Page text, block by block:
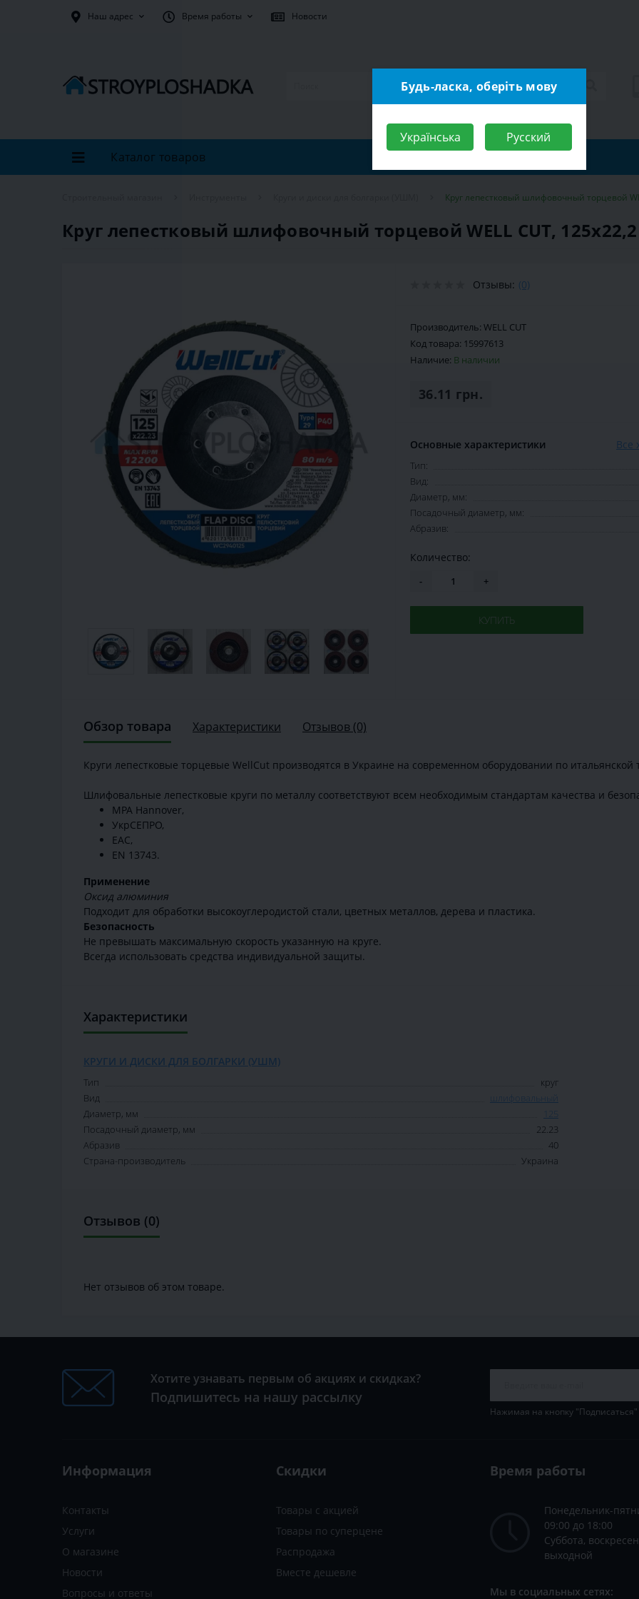
Наш адрес Время работы Новости
Каталог товаров
Круг лепестковый шлифовочный торцевой
Круг лепестковый шлифовочный торцевой WELL CUT, 125х22,2
Отзывы: (0)
Производитель: WELL CUT
Код товара: 15997613
Наличие: В наличии
36.11 грн.
Основные характеристики Все
Тип:
Вид:
Диаметр, мм:
Посадочный диаметр, мм:
Абразив:
Количество:
- +
КУПИТЬ
Обзор товара Характеристики Отзывов (0)
Круги лепестковые торцевые WellCut производятся в Украине на современном оборудовании по итальянской
Шлифовальные лепестковые круги по металлу соответствуют всем необходимым стандартам качества и
MPA Hannover,
УкрСЕПРО,
EAC,
EN 13743.
Применение
Оксид алюминия
Подходит для обработки высокоуглеродистой стали, цветных металлов, дерева и пластика.
Безопасность
Не превышать максимальную скорость указанную на круге.
Всегда использовать средства индивидуальной защиты.
Характеристики
КРУГИ И ДИСКИ ДЛЯ БОЛГАРКИ (УШМ)
Тип
круг
Вид
шлифовальный
Диаметр, мм
125
Посадочный диаметр, мм
22.23
Абразив
40
Страна-производитель
Украина
Отзывов (0)
Нет отзывов об этом товаре.
Хотите узнавать первым об акциях и скидках?
Подпишитесь на нашу рассылку
Нажимая на кнопку
Информация
Контакты
Услуги
О магазине
Новости
Вопросы и ответы
Скидки
Товары с акцией
Товары по суперцене
Распродажа
Вместе дешевле
Время работы
Понедельник-
09:00 до 18:00
Суббота,
выходной
Мы в социальных сетях:
Будь-ласка, оберіть мову
Українська Русский